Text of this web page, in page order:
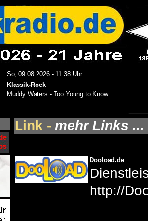
Link - mehr Links ...
Dooload.de
http://